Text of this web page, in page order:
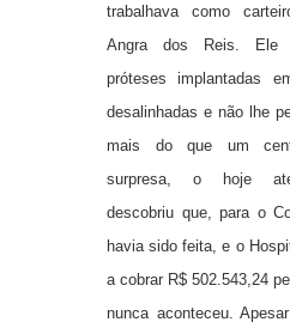
trabalhava como
Angra dos Reis. Ele
próteses implantadas
desalinhadas e não lhe
mais do que um
surpresa, o hoje
descobriu que, para o
havia sido feita, e o
a cobrar R$ 502.543,24
nunca aconteceu.